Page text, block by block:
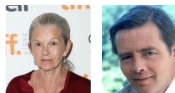
Kaç saat?
2 saat 55 dakika
IMDb puanı kaç?